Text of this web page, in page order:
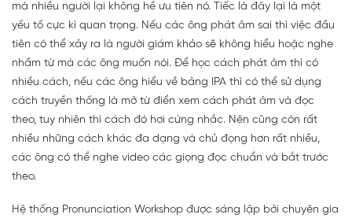
mà nhiều người lại không hề ưu tiên nó. Tiếc là đây lại là một
yếu tố cực kì quan trọng. Nếu các ông phát âm sai thì việc đầu
tiên có thể xảy ra là người giám khảo sẽ không hiểu hoặc nghe
nhầm từ mà các ông muốn nói. Để học cách phát âm thì có
nhiều cách, nếu các ông hiểu về bảng IPA thì có thể sử dụng
cách truyền thống là mở từ điển xem cách phát âm và đọc
theo, tuy nhiên thì cách đó hơi cứng nhắc. Nên cũng còn rất
nhiều những cách khác đa dạng và chủ đọng hơn rất nhiều,
các ông có thể nghe video các giọng đọc chuẩn và bắt trước
theo.
Hệ thống Pronunciation Workshop được sáng lập bởi chuyên gia